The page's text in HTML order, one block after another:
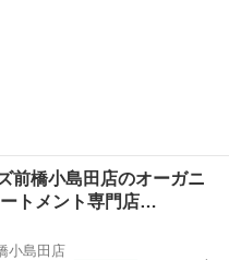
橋小島田店のオーガニ
トメント専門店…
小島田店